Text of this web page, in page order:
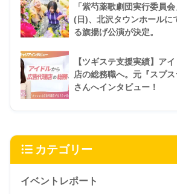
「紫芍薬歌劇団実行委員
(日)、北沢タウンホールに
る旗揚げ公演が決定。
【ツギステ支援実績】ア
店の総務職へ。元『スプ
さんへインタビュー！
カテゴリー
イベントレポート